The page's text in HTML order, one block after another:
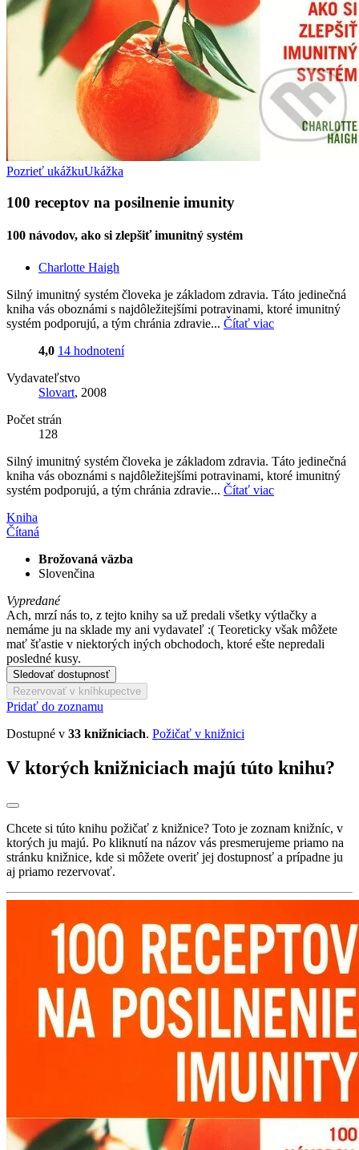
Pozrieť ukážkuUkážka
100 receptov na posilnenie imunity
100 návodov, ako si zlepšiť imunitný systém
Charlotte Haigh
Silný imunitný systém človeka je základom zdravia. Táto jedinečná
kniha vás oboznámi s najdôležitejšími potravinami, ktoré imunitný
systém podporujú, a tým chránia zdravie... Čítať viac
4,0 14 hodnotení
Vydavateľstvo
Slovart, 2008
Počet strán
128
Silný imunitný systém človeka je základom zdravia. Táto jedinečná
kniha vás oboznámi s najdôležitejšími potravinami, ktoré imunitný
systém podporujú, a tým chránia zdravie... Čítať viac
Kniha
Čítaná
Brožovaná väzba
Slovenčina
Vypredané
Ach, mrzí nás to, z tejto knihy sa už predali všetky výtlačky a
nemáme ju na sklade my ani vydavateľ :( Teoreticky však môžete
mať šťastie v niektorých iných obchodoch, ktoré ešte nepredali
posledné kusy.
Sledovať dostupnosť
Rezervovať v kníhkupectve
Pridať do zoznamu
Dostupné v 33 knižniciach. Požičať v knižnici
V ktorých knižniciach majú túto knihu?
Chcete si túto knihu požičať z knižnice? Toto je zoznam knižníc, v
ktorých ju majú. Po kliknutí na názov vás presmerujeme priamo na
stránku knižnice, kde si môžete overiť jej dostupnosť a prípadne ju
aj priamo rezervovať.